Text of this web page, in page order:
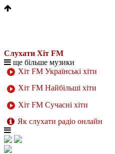
Слухати Хіт FM
ще більше музики
Хіт FM Українські хіти
Хіт FM Найбільші хіти
Хіт FM Сучасні хіти
Як слухати радіо онлайн